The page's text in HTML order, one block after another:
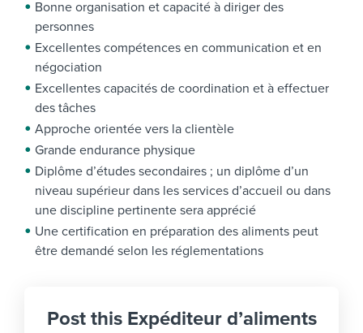
Bonne organisation et capacité à diriger des
personnes
Excellentes compétences en communication et en
négociation
Excellentes capacités de coordination et à effectuer
des tâches
Approche orientée vers la clientèle
Grande endurance physique
Diplôme d’études secondaires ; un diplôme d’un
niveau supérieur dans les services d’accueil ou dans
une discipline pertinente sera apprécié
Une certification en préparation des aliments peut
être demandé selon les réglementations
Post this Expéditeur d’aliments